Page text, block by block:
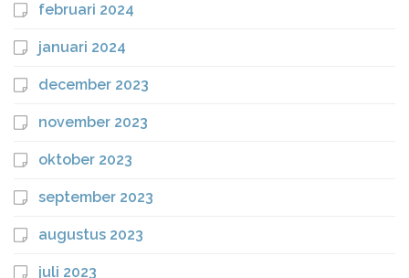
februari 2024
januari 2024
december 2023
november 2023
oktober 2023
september 2023
augustus 2023
juli 2023